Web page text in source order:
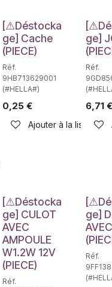
de souhaits
Déstockage
[⚠Déstocka
ge] Cache
(PIECE)
Réf.
9HB713629001
(#HELLA#)
0,25€
Ajouter à la liste de
ge]
Réf.
6,71€
Déstockage
[⚠Déstocka
ge] CULOT
AVEC
AMPOULE
W1.2W 12V
(PIECE)
Réf.
ge]
Réf.